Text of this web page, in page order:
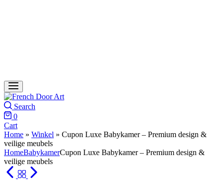
Search
0
Cart
Home » Winkel » Cupon Luxe Babykamer – Premium design &
veilige meubels
HomeBabykamerCupon Luxe Babykamer – Premium design &
veilige meubels